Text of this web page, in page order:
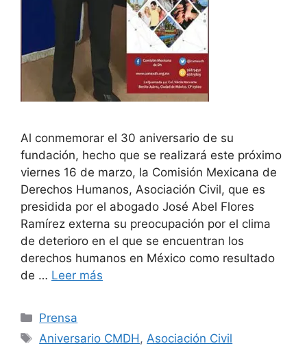
Al conmemorar el 30 aniversario de su
fundación, hecho que se realizará este próximo
viernes 16 de marzo, la Comisión Mexicana de
Derechos Humanos, Asociación Civil, que es
presidida por el abogado José Abel Flores
Ramírez externa su preocupación por el clima
de deterioro en el que se encuentran los
derechos humanos en México como resultado
de … Leer más
Prensa
Aniversario CMDH , Asociación Civil